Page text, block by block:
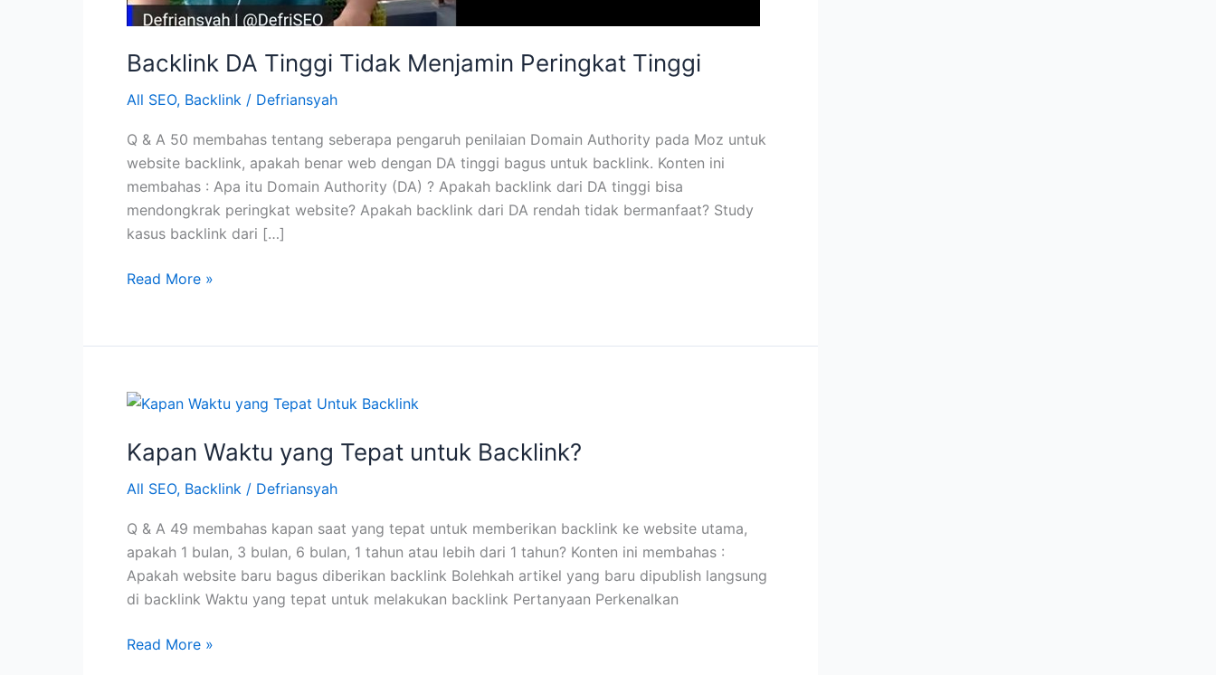
Backlink DA Tinggi Tidak Menjamin Peringkat Tinggi
All SEO, Backlink / Defriansyah
Q & A 50 membahas tentang seberapa pengaruh penilaian Domain Authority pada Moz untuk
website backlink, apakah benar web dengan DA tinggi bagus untuk backlink. Konten ini
membahas : Apa itu Domain Authority (DA) ? Apakah backlink dari DA tinggi bisa
mendongkrak peringkat website? Apakah backlink dari DA rendah tidak bermanfaat? Study
kasus backlink dari […]
Backlink
Tidak
Peringkat
Read More »
Kapan Waktu yang Tepat untuk Backlink?
All SEO, Backlink / Defriansyah
Q & A 49 membahas kapan saat yang tepat untuk memberikan backlink ke website utama,
apakah 1 bulan, 3 bulan, 6 bulan, 1 tahun atau lebih dari 1 tahun? Konten ini membahas :
Apakah website baru bagus diberikan backlink Bolehkah artikel yang baru dipublish langsung
di backlink Waktu yang tepat untuk melakukan backlink Pertanyaan Perkenalkan
Kapan
Read More »